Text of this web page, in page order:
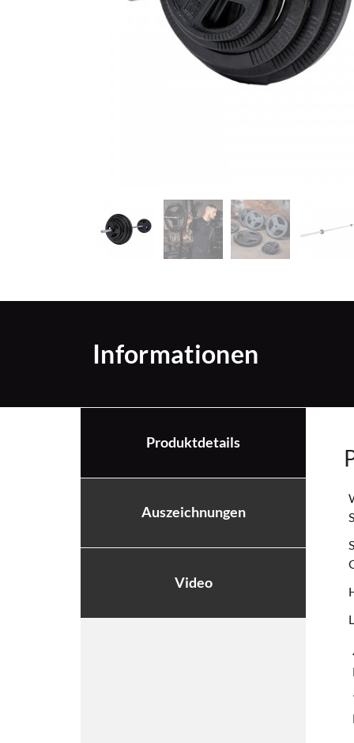
Informationen
Produktdetails
Auszeichnungen
Video